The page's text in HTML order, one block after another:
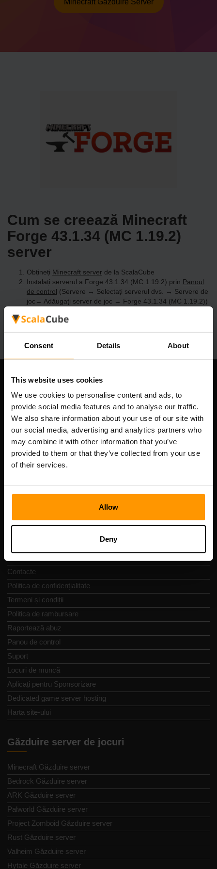
Consent Details About
This website uses cookies
We use cookies to personalise content and ads, to
provide social media features and to analyse our traffic.
We also share information about your use of our site with
our social media, advertising and analytics partners who
may combine it with other information that you’ve
provided to them or that they’ve collected from your use
of their services.
Allow
Deny
Minecraft Găzduire Server
Cum se creează Minecraft
Forge 43.1.34 (MC 1.19.2)
server
Obțineți Minecraft server de la ScalaCube
Instalați serverul a Forge 43.1.34 (MC 1.19.2) prin Panoul
de control (Servere → Selectați serverul dvs. → Servere de
joc→ Adăugați server de joc → Forge 43.1.34 (MC 1.19.2))
Compania noastră
Scalable Hosting Solutions OÜ
Cod de înregistrare: 14652605
cod fiscal: EE102133820
Adresă: Harju maakond, Tallinn, Kesklinna linnaosa,
Contacte
Politica de confidențialitate
Termeni și condiții
Politica de rambursare
Raportează abuz
Panou de control
Suport
Locuri de muncă
Aplicați pentru Sponsorizare
Dedicated game server hosting
Harta site-ului
Găzduire server de jocuri
Minecraft Găzduire server
Bedrock Găzduire server
ARK Găzduire server
Palworld Găzduire server
Project Zomboid Găzduire server
Rust Găzduire server
Valheim Găzduire server
Hytale Găzduire server